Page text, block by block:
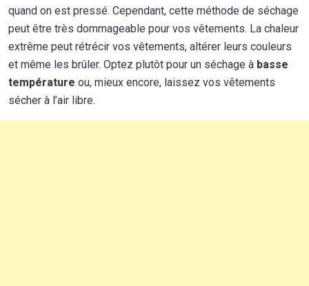
quand on est pressé. Cependant, cette méthode de séchage
peut être très dommageable pour vos vêtements. La chaleur
extrême peut rétrécir vos vêtements, altérer leurs couleurs
et même les brûler. Optez plutôt pour un séchage à basse
température ou, mieux encore, laissez vos vêtements
sécher à l’air libre.